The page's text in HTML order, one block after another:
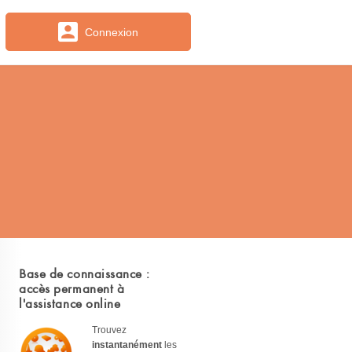
Connexion
Base de connaissance :
accès permanent à
l'assistance online
Trouvez
instantanément les